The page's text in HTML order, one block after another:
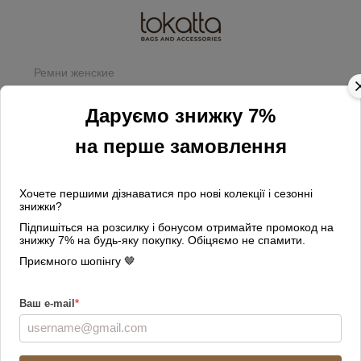
Даруємо знижку 7%
на перше замовлення
Хочете першими дізнаватися про нові колекції і сезонні
знижки?
Підпишіться на розсилку і бонусом отримайте промокод на
знижку 7% на будь-яку покупку. Обіцяємо не спамити.
Приємного шопінгу 🤎
Ваш e-mail*
Ремни женские
Фильтр По популярности
3